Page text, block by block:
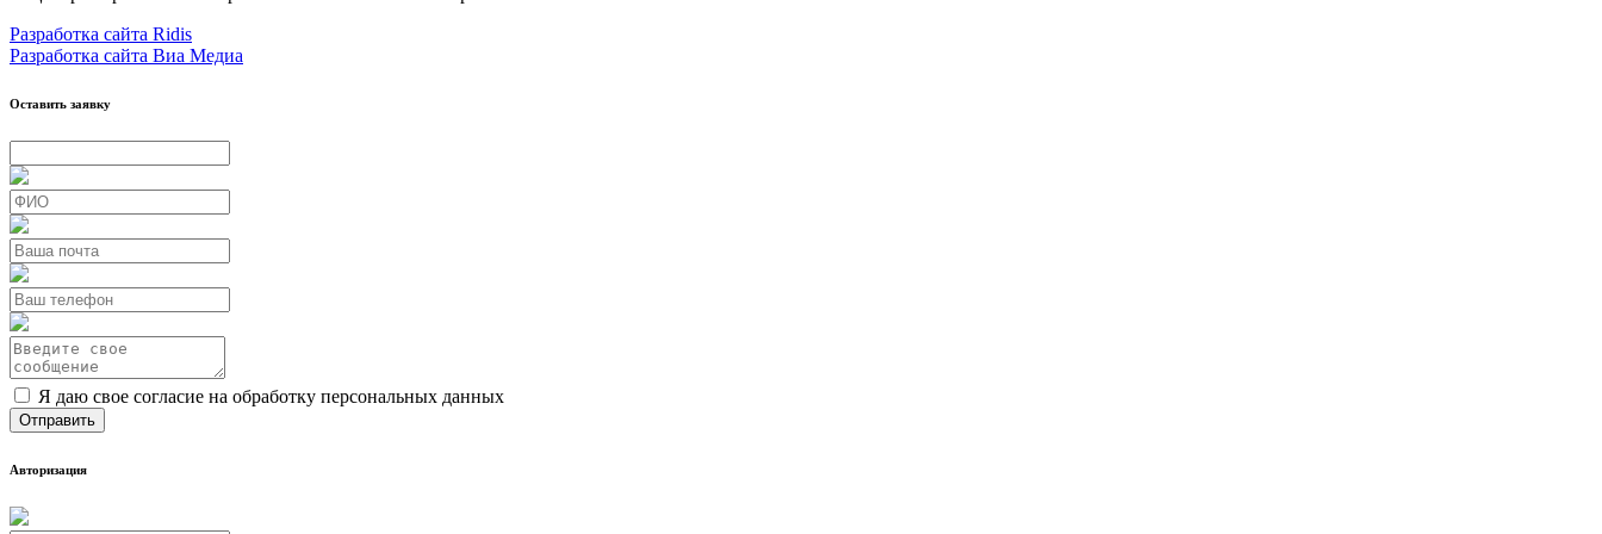
Разработка сайта Ridis
Разработка сайта Виа Медиа
Оставить заявку
Я даю свое согласие на обработку персональных данных
Авторизация